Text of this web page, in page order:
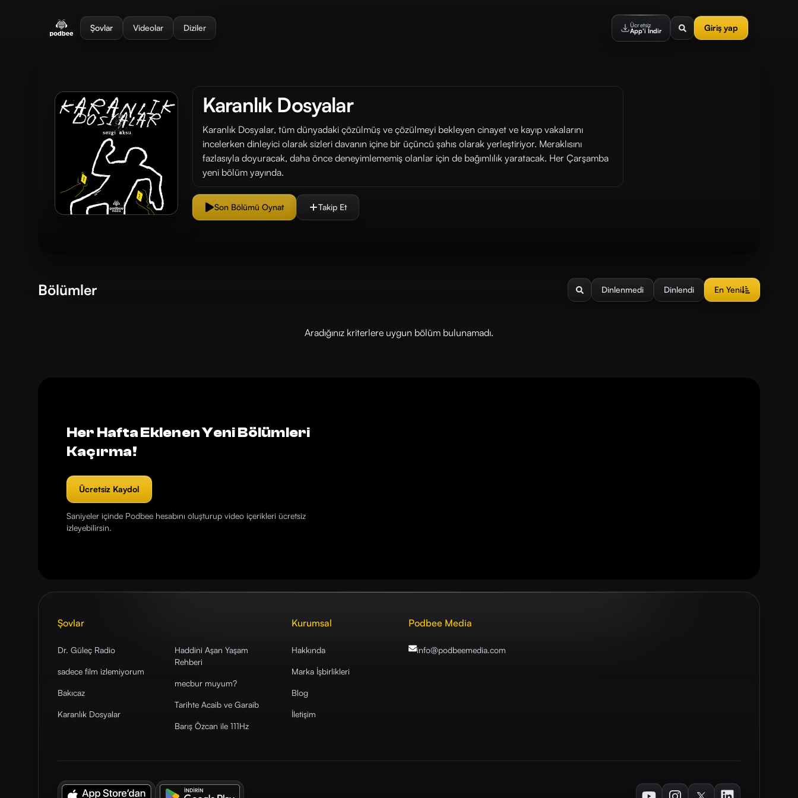
Şovlar Videolar Diziler Ücretsiz
App'i İndir Giriş yap
Karanlık Dosyalar
Karanlık Dosyalar, tüm dünyadaki çözülmüş ve çözülmeyi bekleyen cinayet ve kayıp vakalarını
incelerken dinleyici olarak sizleri davanın içine bir üçüncü şahıs olarak yerleştiriyor. Meraklısını
fazlasıyla doyuracak, daha önce deneyimlememiş olanlar için de bağımlılık yaratacak. Her Çarşamba
yeni bölüm yayında.
Son Bölümü Oynat Takip Et
Bölümler Dinlenmedi Dinlendi En Yeni
Aradığınız kriterlere uygun bölüm bulunamadı.
Her Hafta Eklenen Yeni Bölümleri
Kaçırma!
Ücretsiz Kaydol
Saniyeler içinde Podbee hesabını oluşturup video içerikleri ücretsiz
izleyebilirsin.
Şovlar
Dr. Güleç Radio
sadece film izlemiyorum
Bakıcaz
Karanlık Dosyalar
Haddini Aşan Yaşam
Rehberi
mecbur muyum?
Tarihte Acaib ve Garaib
Barış Özcan ile 111Hz
Kurumsal
Hakkında
Marka İşbirlikleri
Blog
İletişim
Podbee Media
info@podbeemedia.com